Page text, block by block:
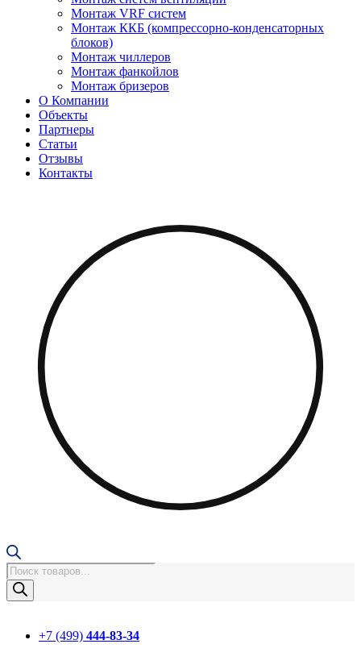
Монтаж VRF систем
Монтаж ККБ (компрессорно-конденсаторных
блоков)
Монтаж чиллеров
Монтаж фанкойлов
Монтаж бризеров
О Компании
Объекты
Партнеры
Статьи
Отзывы
Контакты
Поиск
товаров
+7 (499) 444-83-34